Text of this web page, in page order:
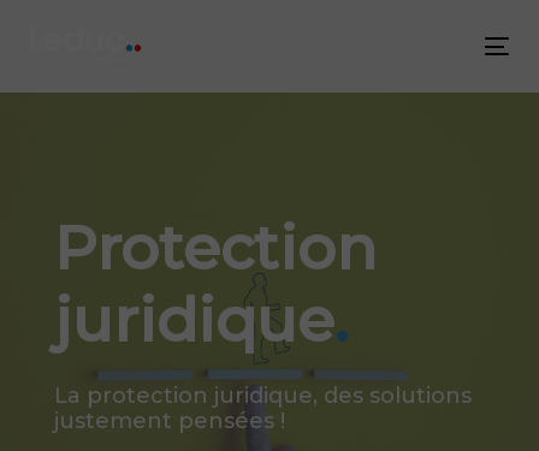
Protection
juridique.
La protection juridique, des solutions
justement pensées !